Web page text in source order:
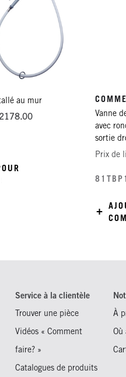
au mur
Vanne
avec
sortie
Prix de
Service à la clientèle
Trouver une pièce
Vidéos « Comment
faire? »
Catalogues de produits
À
Où